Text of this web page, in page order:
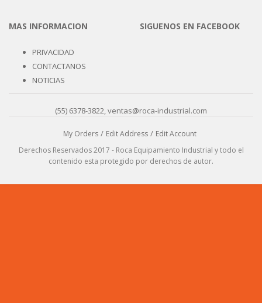
MAS INFORMACION
PRIVACIDAD
CONTACTANOS
NOTICIAS
SIGUENOS EN FACEBOOK
(55) 6378-3822, ventas@roca-industrial.com
My Orders Edit Address
Edit Account
Derechos Reservados 2017 - Roca Equipamiento Industrial y todo el
contenido esta protegido por derechos de autor.